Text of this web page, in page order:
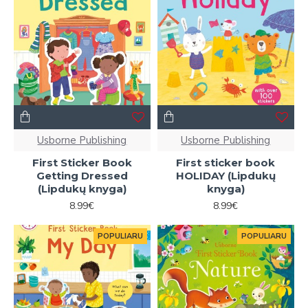
Usborne Publishing
First Sticker Book
Getting Dressed
(Lipdukų knyga)
8.99€
Usborne Publishing
First sticker book
HOLIDAY (Lipdukų
knyga)
8.99€
POPULIARU POPULIARU